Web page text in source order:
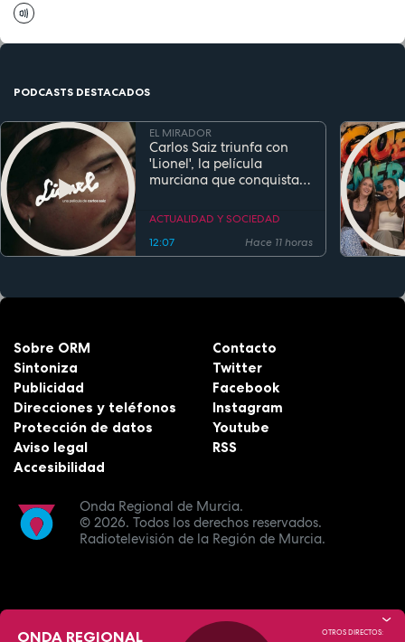
PODCASTS DESTACADOS
EL MIRADOR
Carlos Saiz triunfa con
'Lionel', la película
murciana que conquista
estreno
ACTUALIDAD Y SOCIEDAD
12:07
Hace 11 horas
Onda Regional de Murcia.
© 2026. Todos los derechos reservados.
Radiotelevisión de la Región de Murcia.
Sobre ORM
Sintoniza
Publicidad
Direcciones y teléfonos
Protección de datos
Aviso legal
Accesibilidad
Contacto
Twitter
Facebook
Instagram
Youtube
RSS
ONDA REGIONAL OTROS DIRECTOS: